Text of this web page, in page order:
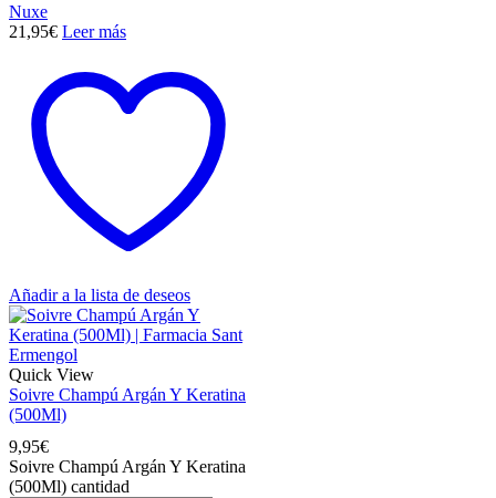
Nuxe
21,95€ Leer más
Añadir a la lista de deseos
Quick View
Soivre Champú Argán Y Keratina
(500Ml)
9,95€
Soivre Champú Argán Y Keratina
(500Ml) cantidad